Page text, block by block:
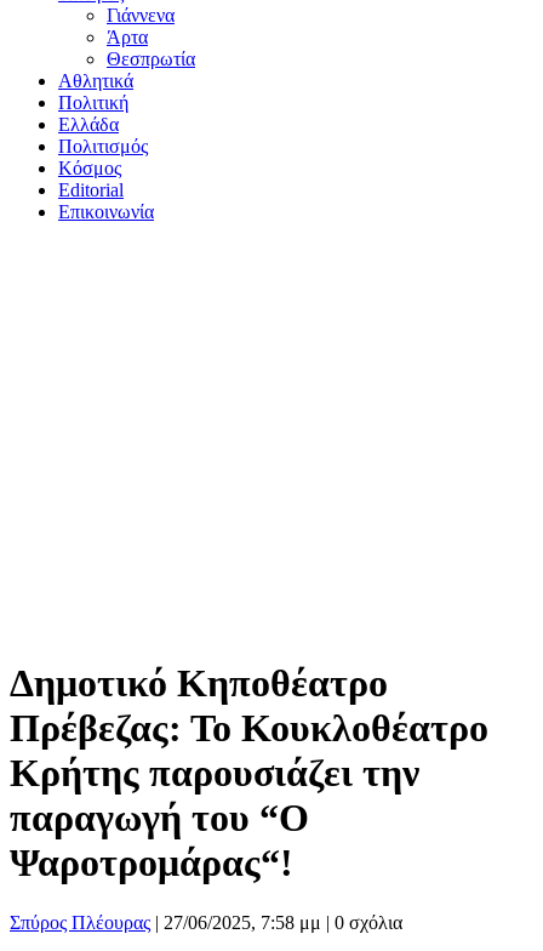
Γιάννενα
Άρτα
Θεσπρωτία
Αθλητικά
Πολιτική
Ελλάδα
Πολιτισμός
Κόσμος
Editorial
Επικοινωνία
Δημοτικό Κηποθέατρο
Πρέβεζας: Το Κουκλοθέατρο
Κρήτης παρουσιάζει την
παραγωγή του “Ο
Ψαροτρομάρας“!
Σπύρος Πλέουρας | 27/06/2025, 7:58 μμ | 0 σχόλια